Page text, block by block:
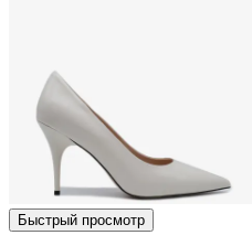
Быстрый просмотр